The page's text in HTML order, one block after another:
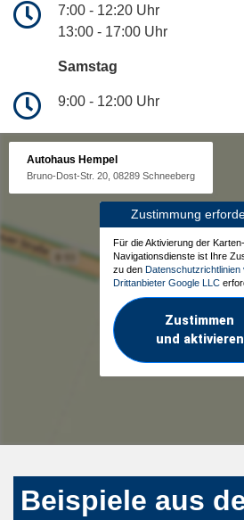
7:00 - 12:20 Uhr
13:00 - 17:00 Uhr
Samstag
9:00 - 12:00 Uhr
Autohaus Hempel
Bruno-Dost-Str. 20, 08289 Schneeberg
Zustimmung
Für die Aktivierung der
Navigationsdienste ist Ihre
zu den Datenschutzrichtlinien
Drittanbieter Google LLC
Zustimmen
und aktivieren
Beispiele aus